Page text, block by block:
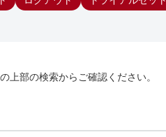
の上部の検索からご確認ください。